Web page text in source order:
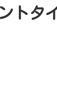
トタ